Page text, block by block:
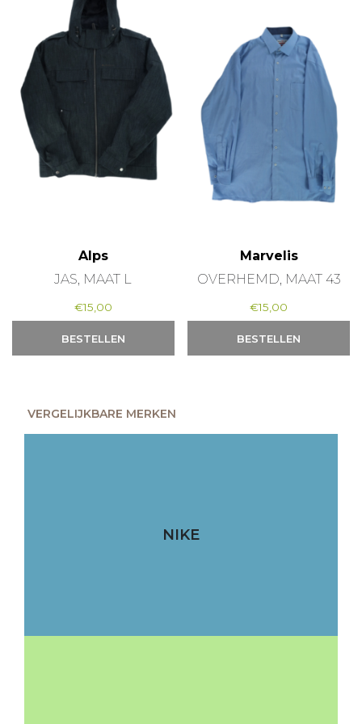
Alps
JAS, MAAT L
€15,00
BESTELLEN
Marvelis
OVERHEMD, MAAT 43
€15,00
BESTELLEN
VERGELIJKBARE MERKEN
NIKE